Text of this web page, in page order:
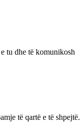
tu dhe të komunikosh
të qartë e të shpejtë.